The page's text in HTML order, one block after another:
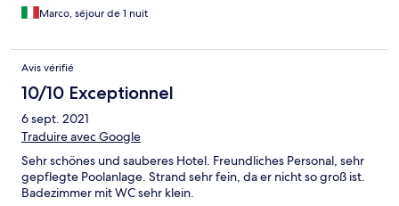
Marco, séjour de 1 nuit
Avis vérifié
10/10 Exceptionnel
6 sept. 2021
Traduire avec Google
Sehr schönes und sauberes Hotel. Freundliches Personal, sehr
gepflegte Poolanlage. Strand sehr fein, da er nicht so groß ist.
Badezimmer mit WC sehr klein.